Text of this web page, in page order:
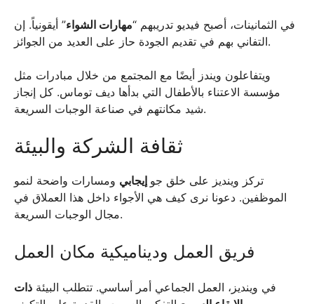
في الثمانينات، أصبح فيديو تدريبهم “مهارات الشواء” أيقونياً. إن
التفاني بهم في تقديم الجودة حاز على العديد من الجوائز.
ويتفاعلون ويندز أيضًا مع المجتمع من خلال مبادرات مثل
مؤسسة الاعتناء بالأطفال التي بدأها ديف توماس. كل إنجاز
شيد مكانتهم في صناعة الوجبات السريعة.
ثقافة الشركة والبيئة
تركز وينديز على خلق جو إيجابي ومسارات واضحة لنمو
الموظفين. دعونا نرى كيف هي الأجواء داخل هذا العملاق في
مجال الوجبات السريعة.
فريق العمل وديناميكية مكان العمل
في وينديز، العمل الجماعي أمر أساسي. تتطلب البيئة ذات